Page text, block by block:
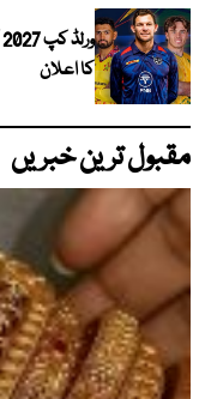
کا اعلان
مقبول ترین خبریں